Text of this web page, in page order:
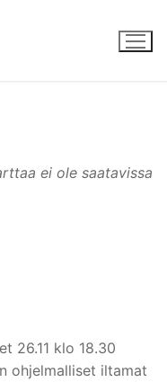
ei ole saatavissa
26.11 klo 18.30
ohjelmalliset iltamat